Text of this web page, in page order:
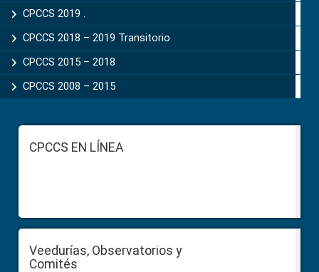
CPCCS 2019 .
CPCCS 2018 – 2019 Transitorio
CPCCS 2015 – 2018
CPCCS 2008 – 2015
FooterCPCCS EN LÍNEA
Veedurías, Observatorios y
Comités